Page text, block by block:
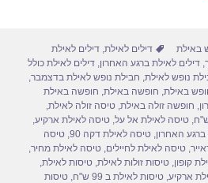
e
באילת תגיות
דילים לאילת,דילים לאילת
,דילים לאילת ברגע האחרון,דילים לאילת כולל
נופש לאילת, חבילת נופש לאילת בדצמבר,
באילת, חופשה באילת, חופשה באילת
, חופשה זולה באילת,טיסה זולה לאילת,
,טיסה לאילת אל על,טיסה לאילת ארקיע,
האחרון,טיסה לאילת דקה 90 ,טיסה
,טיסה לאילת לחיילים,טיסה לאילת מחיר,
קופון,טיסות זולות לאילת,טיסות לאילת,
ארקיע,טיסות לאילת ב 99 ש"ח ,טיסות